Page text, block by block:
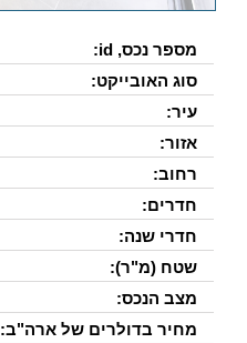
מספר נכס, id:
סוג האובייקט:
עיר:
אזור:
רחוב:
חדרים:
חדרי שנה:
שטח (מ"ר):
מצב הנכס:
מחיר בדולרים של ארה"ב: